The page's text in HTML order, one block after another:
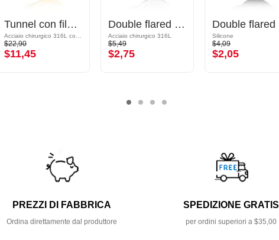
Tunnel con filettatura (acciaio chirurgico, oro, finitura lucida)
$22,90
$11,45
Double flared tunnel (acciaio chirurgico, argento)
Acciaio chirurgico 316L
$5,49
$2,75
Silicone
$4,09
$2,05
PREZZI DI FABBRICA
Ordina direttamente dal produttore
SPEDIZIONE GRATIS
per ordini superiori a $35,00